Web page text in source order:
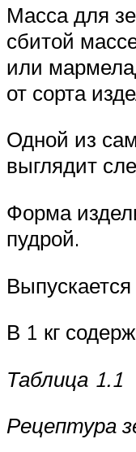
Масса для
сбитой
или
от сорта
Одной из
выглядит
Форма
пудрой.
В 1 кг
Таблица 1.1
Рецептура